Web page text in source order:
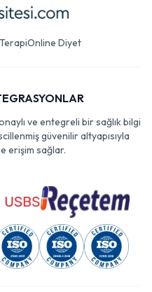
Online Diyet
ve entegreli bir sağlık bilgi
güvenilir altyapısıyla
erişim sağlar.